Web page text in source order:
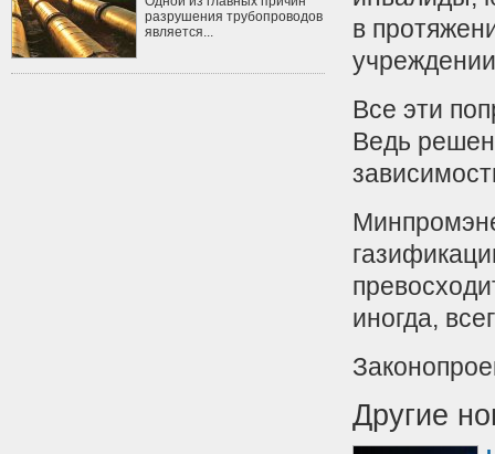
разрушения трубопроводов
является...
в
Все эти
Ведь
иногда,
Другие